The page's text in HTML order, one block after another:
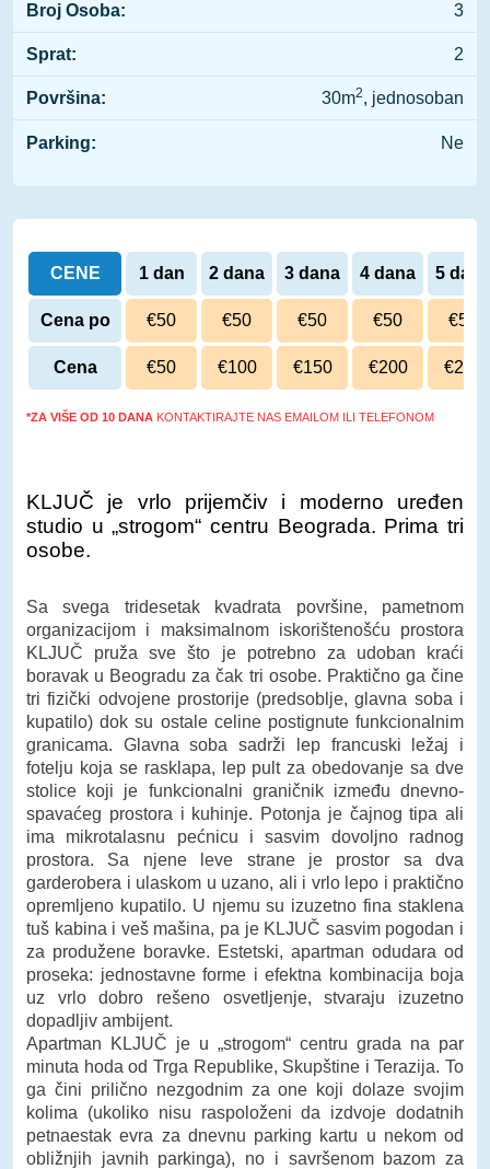
Broj Osoba: 3
Sprat: 2
Površina: 30m2, jednosoban
Parking: Ne
CENE 1 dan 2 dana 3 dana 4 dana 5 dana
Cena po
danu
€50 €50 €50 €50 €50
Cena €50 €100 €150 €200 €250
*ZA VIŠE OD 10 DANA KONTAKTIRAJTE NAS EMAILOM ILI TELEFONOM
KLJUČ je vrlo prijemčiv i moderno uređen
studio u „strogom“ centru Beograda. Prima tri
osobe.
Sa svega tridesetak kvadrata površine, pametnom
organizacijom i maksimalnom iskorištenošću prostora
KLJUČ pruža sve što je potrebno za udoban kraći
boravak u Beogradu za čak tri osobe. Praktično ga čine
tri fizički odvojene prostorije (predsoblje, glavna soba i
kupatilo) dok su ostale celine postignute funkcionalnim
granicama. Glavna soba sadrži lep francuski ležaj i
fotelju koja se rasklapa, lep pult za obedovanje sa dve
stolice koji je funkcionalni graničnik između dnevno-
spavaćeg prostora i kuhinje. Potonja je čajnog tipa ali
ima mikrotalasnu pećnicu i sasvim dovoljno radnog
prostora. Sa njene leve strane je prostor sa dva
garderobera i ulaskom u uzano, ali i vrlo lepo i praktično
opremljeno kupatilo. U njemu su izuzetno fina staklena
tuš kabina i veš mašina, pa je KLJUČ sasvim pogodan i
za produžene boravke. Estetski, apartman odudara od
proseka: jednostavne forme i efektna kombinacija boja
uz vrlo dobro rešeno osvetljenje, stvaraju izuzetno
dopadljiv ambijent.
Apartman KLJUČ je u „strogom“ centru grada na par
minuta hoda od Trga Republike, Skupštine i Terazija. To
ga čini prilično nezgodnim za one koji dolaze svojim
kolima (ukoliko nisu raspoloženi da izdvoje dodatnih
petnaestak evra za dnevnu parking kartu u nekom od
obližnjih javnih parkinga), no i savršenom bazom za